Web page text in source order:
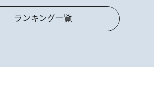
ランキング一覧